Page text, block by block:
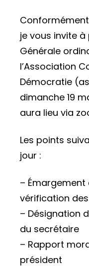
je vous invite à
Générale
l’Association
Démocratie
dimanche 19
aura lieu via
Les points
jour :
–
vérification
– Désignation
du secrétaire
– Rapport
président